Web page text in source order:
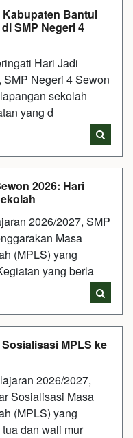
Bantul
SMP Negeri 4
Hari Jadi
Negeri 4 Sewon
sekolah
yang d
2026: Hari
2026/2027, SMP
Masa
(MPLS) yang
yang berla
MPLS ke
2026/2027,
Sosialisasi Masa
(MPLS) yang
dan wali mur